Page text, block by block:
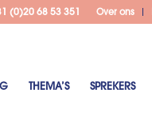
Over ons
(0)20 68 53 351
THEMA’S SPREKERS